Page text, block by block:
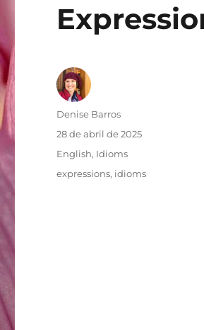
Autor
Denise Barros
Publicado
28 de abril de 2025
Categorias
English, Idioms
Tags
expressions, idioms